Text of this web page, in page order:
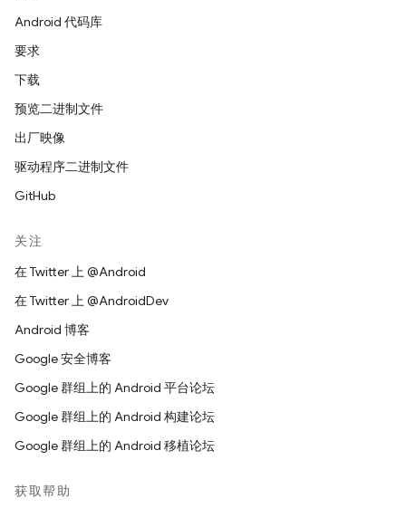
Android 代码库
要求
下载
预览二进制文件
出厂映像
驱动程序二进制文件
GitHub
关注
在 Twitter 上 @Android
在 Twitter 上 @AndroidDev
Android 博客
Google 安全博客
Google 群组上的 Android 平台论坛
Google 群组上的 Android 构建论坛
Google 群组上的 Android 移植论坛
获取帮助